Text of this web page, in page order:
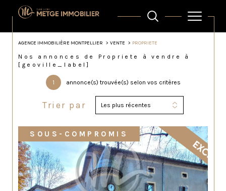
AGENCE IMMOBILIÈRE MONTPELLIER VENTE PROPRIETE
Nos annonces de Propriete à vendre à
[geoville_label]
1 annonce(s) trouvée(s) selon vos critères
Trier par Les plus récentes
SOUS-COMPROMIS